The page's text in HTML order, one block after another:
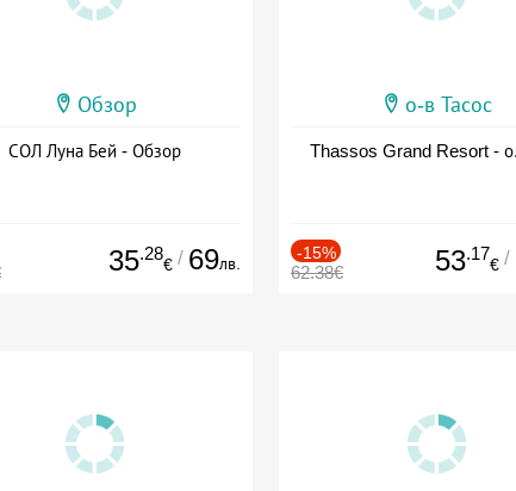
Обзор
СОЛ Луна Бей - Обзор
35.28
€ / 69лв.
о-в Тасос
Thassos Grand Resort - о.
-15%
62.38€ 53.17
€ /